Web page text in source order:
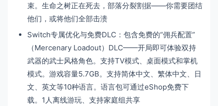
束。生命之树正在死去，部落分裂割据——你需要团结
他们，或将他们全部击溃
Switch专属优化与免费DLC：包含免费的“佣兵配置”
（Mercenary Loadout）DLC——开局即可体验双持
武器的武士风格角色。支持TV模式、桌面模式和掌机
模式。游戏容量5.7GB。支持简体中文、繁体中文、日
文、英文等10种语言。语言包可通过eShop免费下
载。1人离线游玩、支持家庭组共享